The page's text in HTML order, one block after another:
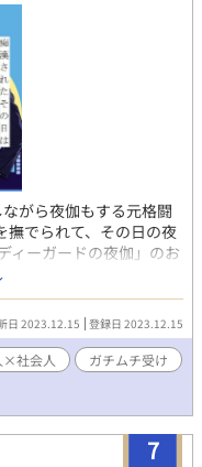
がら夜伽もする元格闘
撫でられて、その日の夜
ィーガードの夜伽」のお
ードの夜伽」はBL短編
れるブログのリンクは↓
日 2023.12.15 登録日 2023.12.15
×社会人
ガチムチ受け
7